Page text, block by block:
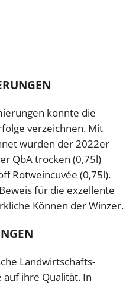
konnte die
verzeichnen. Mit
wurden der 2022er
QbA trocken (0,75l)
Rotweincuvée (0,75l).
für die exzellente
Können der Winzer.
Landwirtschafts-
auf ihre Qualität. In